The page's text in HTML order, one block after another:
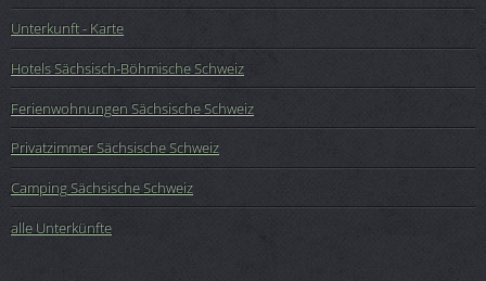
Unterkunft - Karte
Hotels Sächsisch-Böhmische Schweiz
Ferienwohnungen Sächsische Schweiz
Privatzimmer Sächsische Schweiz
Camping Sächsische Schweiz
alle Unterkünfte